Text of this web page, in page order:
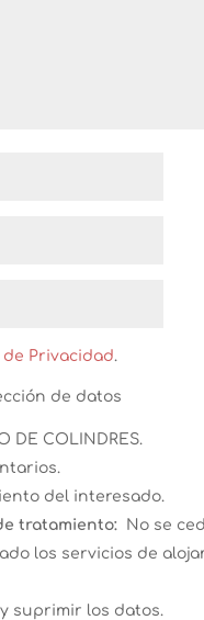
de Privacidad.
de datos
DE COLINDRES.
del interesado.
tratamiento: No se
los servicios de
suprimir los datos.